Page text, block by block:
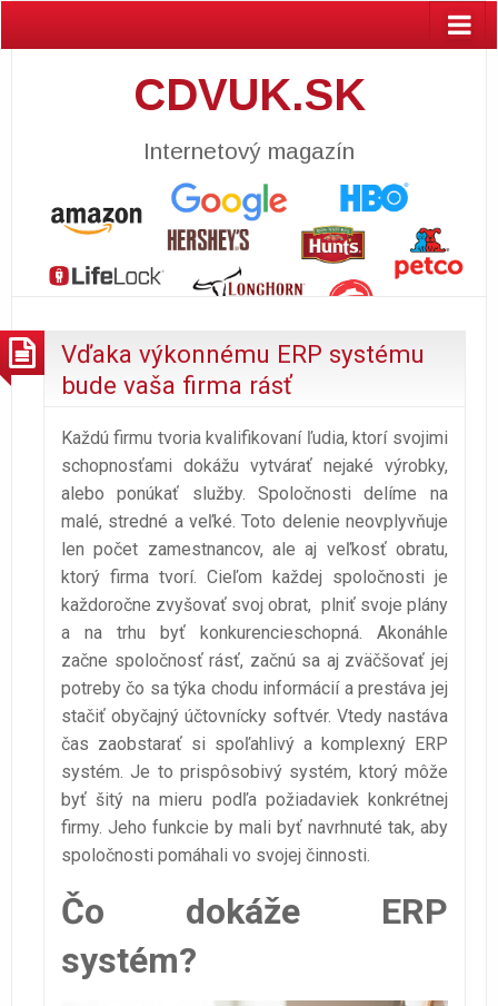
CDVUK.SK
Internetový magazín
Vďaka výkonnému ERP systému
bude vaša firma rásť
Každú firmu tvoria kvalifikovaní ľudia, ktorí svojimi
schopnosťami dokážu vytvárať nejaké výrobky,
alebo ponúkať služby. Spoločnosti delíme na
malé, stredné a veľké. Toto delenie neovplyvňuje
len počet zamestnancov, ale aj veľkosť obratu,
ktorý firma tvorí. Cieľom každej spoločnosti je
každoročne zvyšovať svoj obrat, plniť svoje plány
a na trhu byť konkurencieschopná. Akonáhle
začne spoločnosť rásť, začnú sa aj zväčšovať jej
potreby čo sa týka chodu informácií a prestáva jej
stačiť obyčajný účtovnícky softvér. Vtedy nastáva
čas zaobstarať si spoľahlivý a komplexný ERP
systém. Je to prispôsobivý systém, ktorý môže
byť šitý na mieru podľa požiadaviek konkrétnej
firmy. Jeho funkcie by mali byť navrhnuté tak, aby
spoločnosti pomáhali vo svojej činnosti.
Čo dokáže ERP
systém?